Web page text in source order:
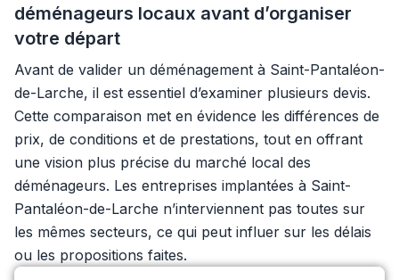
déménageurs locaux avant d’organiser
votre départ
Avant de valider un déménagement à Saint-Pantaléon-
de-Larche, il est essentiel d’examiner plusieurs devis.
Cette comparaison met en évidence les différences de
prix, de conditions et de prestations, tout en offrant
une vision plus précise du marché local des
déménageurs. Les entreprises implantées à Saint-
Pantaléon-de-Larche n’interviennent pas toutes sur
les mêmes secteurs, ce qui peut influer sur les délais
ou les propositions faites.